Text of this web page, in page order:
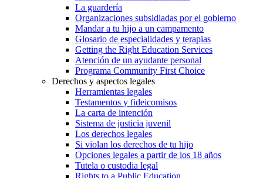
La guardería
Organizaciones subsidiadas por el gobierno
Mandar a tu hijo a un campamento
Glosario de especialidades y terapias
Getting the Right Education Services
Atención de un ayudante personal
Programa Community First Choice
Derechos y aspectos legales
Herramientas legales
Testamentos y fideicomisos
La carta de intención
Sistema de justicia juvenil
Los derechos legales
Si violan los derechos de tu hijo
Opciones legales a partir de los 18 años
Tutela o custodia legal
Rights to a Public Education